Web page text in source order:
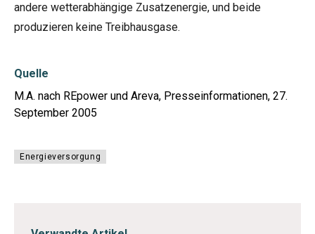
andere wetterabhängige Zusatzenergie, und beide
produzieren keine Treibhausgase.
Quelle
M.A. nach REpower und Areva, Presseinformationen, 27.
September 2005
Energieversorgung